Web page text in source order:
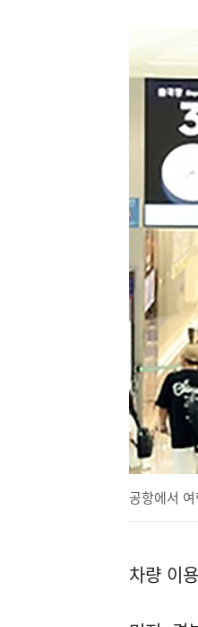
공항에서
차량 이